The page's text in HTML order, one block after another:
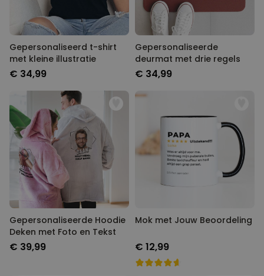
Gepersonaliseerd t-shirt
met kleine illustratie
€ 34,99
Gepersonaliseerde
deurmat met drie regels
€ 34,99
Gepersonaliseerde Hoodie
Deken met Foto en Tekst
€ 39,99
Mok met Jouw Beoordeling
€ 12,99